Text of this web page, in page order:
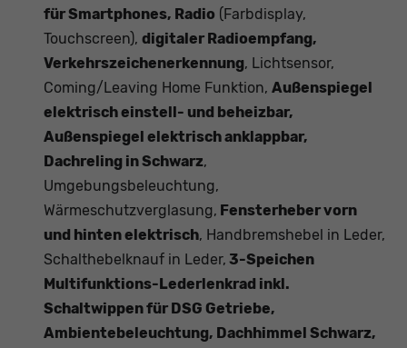
für Smartphones, Radio (Farbdisplay,
Touchscreen), digitaler Radioempfang,
Verkehrszeichenerkennung, Lichtsensor,
Coming/Leaving Home Funktion, Außenspiegel
elektrisch einstell- und beheizbar,
Außenspiegel elektrisch anklappbar,
Dachreling in Schwarz,
Umgebungsbeleuchtung,
Wärmeschutzverglasung, Fensterheber vorn
und hinten elektrisch, Handbremshebel in Leder,
Schalthebelknauf in Leder, 3-Speichen
Multifunktions-Lederlenkrad inkl.
Schaltwippen für DSG Getriebe,
Ambientebeleuchtung, Dachhimmel Schwarz,